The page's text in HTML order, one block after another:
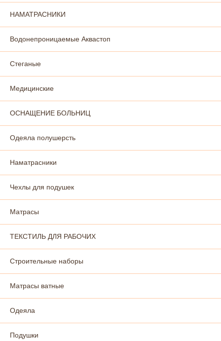
НАМАТРАСНИКИ
Водонепроницаемые Аквастоп
Стеганые
Медицинские
ОСНАЩЕНИЕ БОЛЬНИЦ
Одеяла полушерсть
Наматрасники
Чехлы для подушек
Матрасы
ТЕКСТИЛЬ ДЛЯ РАБОЧИХ
Строительные наборы
Матрасы ватные
Одеяла
Подушки